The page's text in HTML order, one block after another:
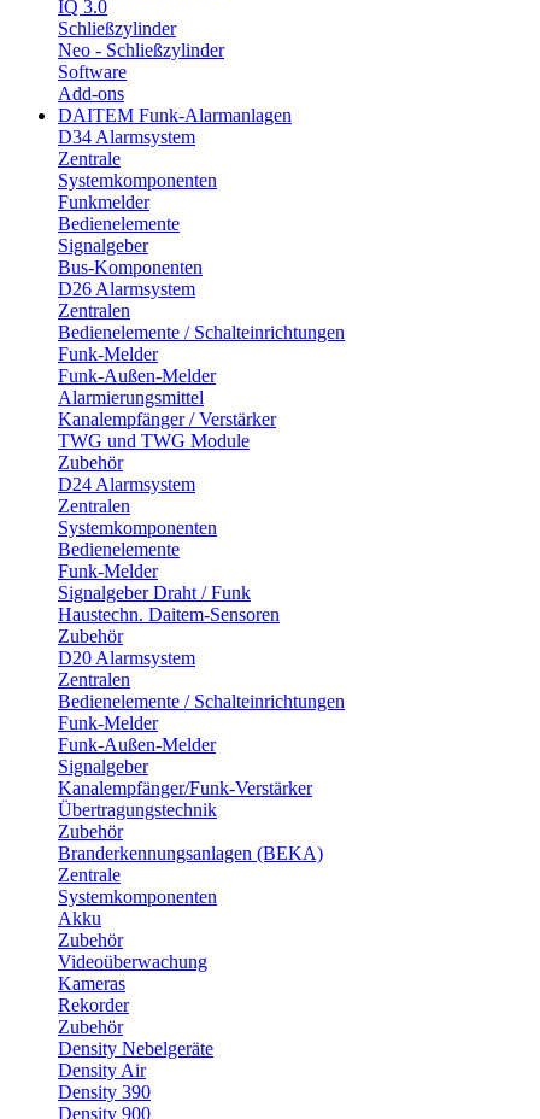
IQ 3.0
Schließzylinder
Neo - Schließzylinder
Software
Add-ons
DAITEM Funk-Alarmanlagen
D34 Alarmsystem
Zentrale
Systemkomponenten
Funkmelder
Bedienelemente
Signalgeber
Bus-Komponenten
D26 Alarmsystem
Zentralen
Bedienelemente / Schalteinrichtungen
Funk-Melder
Funk-Außen-Melder
Alarmierungsmittel
Kanalempfänger / Verstärker
TWG und TWG Module
Zubehör
D24 Alarmsystem
Zentralen
Systemkomponenten
Bedienelemente
Funk-Melder
Signalgeber Draht / Funk
Haustechn. Daitem-Sensoren
Zubehör
D20 Alarmsystem
Zentralen
Bedienelemente / Schalteinrichtungen
Funk-Melder
Funk-Außen-Melder
Signalgeber
Kanalempfänger/Funk-Verstärker
Übertragungstechnik
Zubehör
Branderkennungsanlagen (BEKA)
Zentrale
Systemkomponenten
Akku
Zubehör
Videoüberwachung
Kameras
Rekorder
Zubehör
Density Nebelgeräte
Density Air
Density 390
Density 900